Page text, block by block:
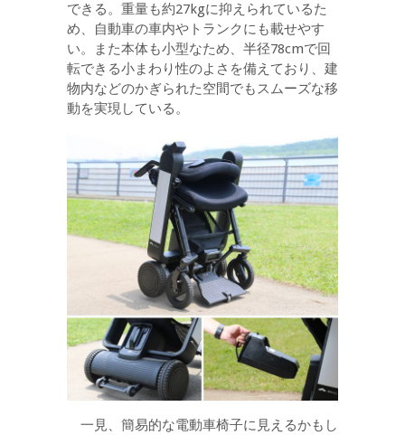
できる。重量も約27kgに抑えられているた
め、自動車の車内やトランクにも載せやす
い。また本体も小型なため、半径78cmで回
転できる小まわり性のよさを備えており、建
物内などのかぎられた空間でもスムーズな移
動を実現している。
一見、簡易的な電動車椅子に見えるかもし